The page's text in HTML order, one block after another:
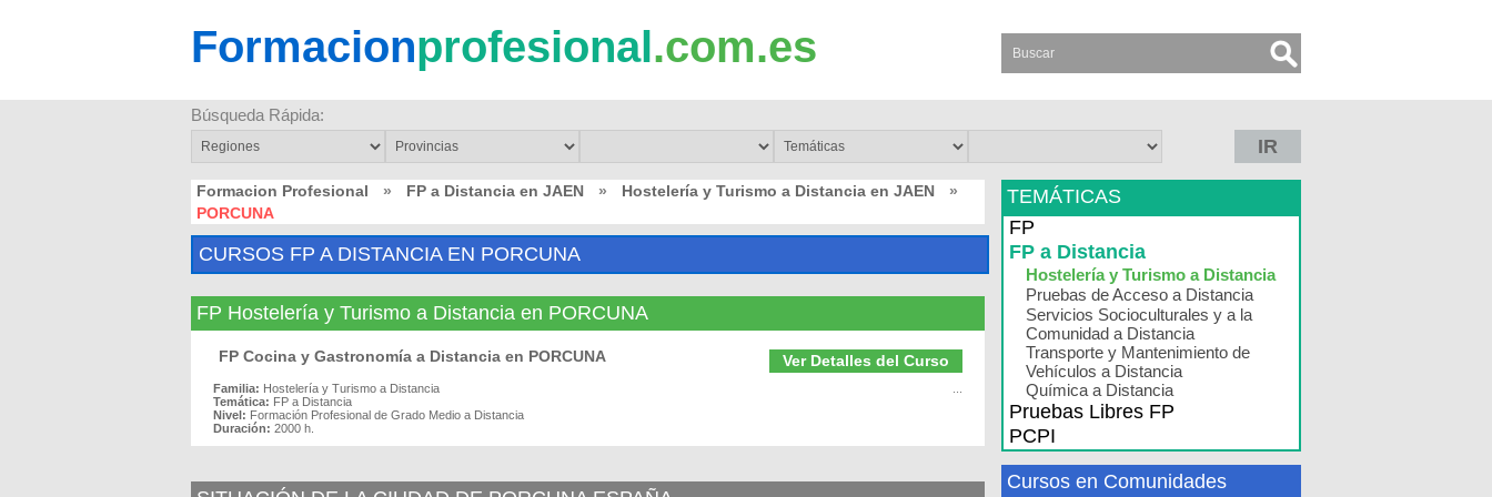
Formacionprofesional.com.es
Búsqueda Rápida:
IR
Formacion Profesional » FP a Distancia en JAEN » Hostelería y Turismo a Distancia en JAEN
»
PORCUNA
CURSOS FP A DISTANCIA EN PORCUNA
FP Hostelería y Turismo a Distancia en PORCUNA
Ver Detalles del Curso
FP Cocina y Gastronomía a Distancia en PORCUNA
Familia: Hostelería y Turismo a Distancia
Temática: FP a Distancia
Nivel: Formación Profesional de Grado Medio a Distancia
Duración: 2000 h.
TEMÁTICAS
FP
FP a Distancia
Hostelería y Turismo a Distancia
Pruebas de Acceso a Distancia
Servicios Socioculturales y a la
Comunidad a Distancia
Transporte y Mantenimiento de
Vehículos a Distancia
Química a Distancia
Pruebas Libres FP
PCPI
Cursos en Comunidades